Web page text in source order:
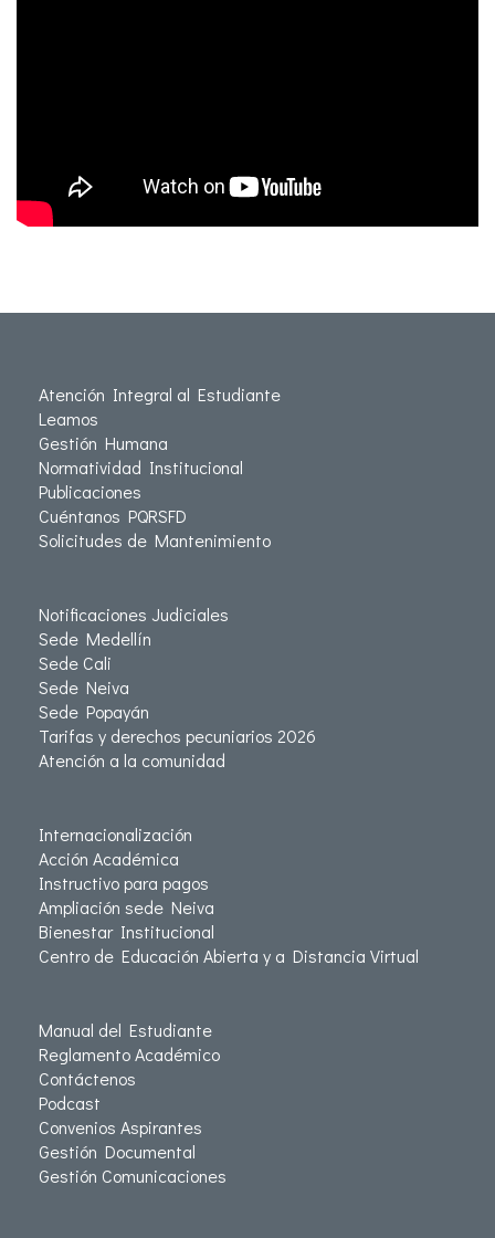
Atención Integral al Estudiante
Leamos
Gestión Humana
Normatividad Institucional
Publicaciones
Cuéntanos PQRSFD
Solicitudes de Mantenimiento
Notificaciones Judiciales
Sede Medellín
Sede Cali
Sede Neiva
Sede Popayán
Tarifas y derechos pecuniarios 2026
Atención a la comunidad
Internacionalización
Acción Académica
Instructivo para pagos
Ampliación sede Neiva
Bienestar Institucional
Centro de Educación Abierta y a Distancia Virtual
Manual del Estudiante
Reglamento Académico
Contáctenos
Podcast
Convenios Aspirantes
Gestión Documental
Gestión Comunicaciones